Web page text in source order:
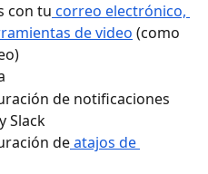
con tu correo electrónico,
de video (como
de notificaciones
Slack
de atajos de